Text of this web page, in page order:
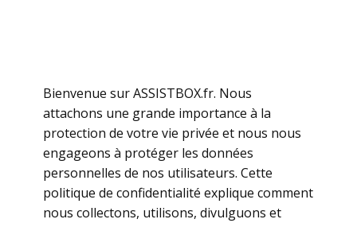
Bienvenue sur ASSISTBOX.fr. Nous
attachons une grande importance à la
protection de votre vie privée et nous nous
engageons à protéger les données
personnelles de nos utilisateurs. Cette
politique de confidentialité explique comment
nous collectons, utilisons, divulguons et